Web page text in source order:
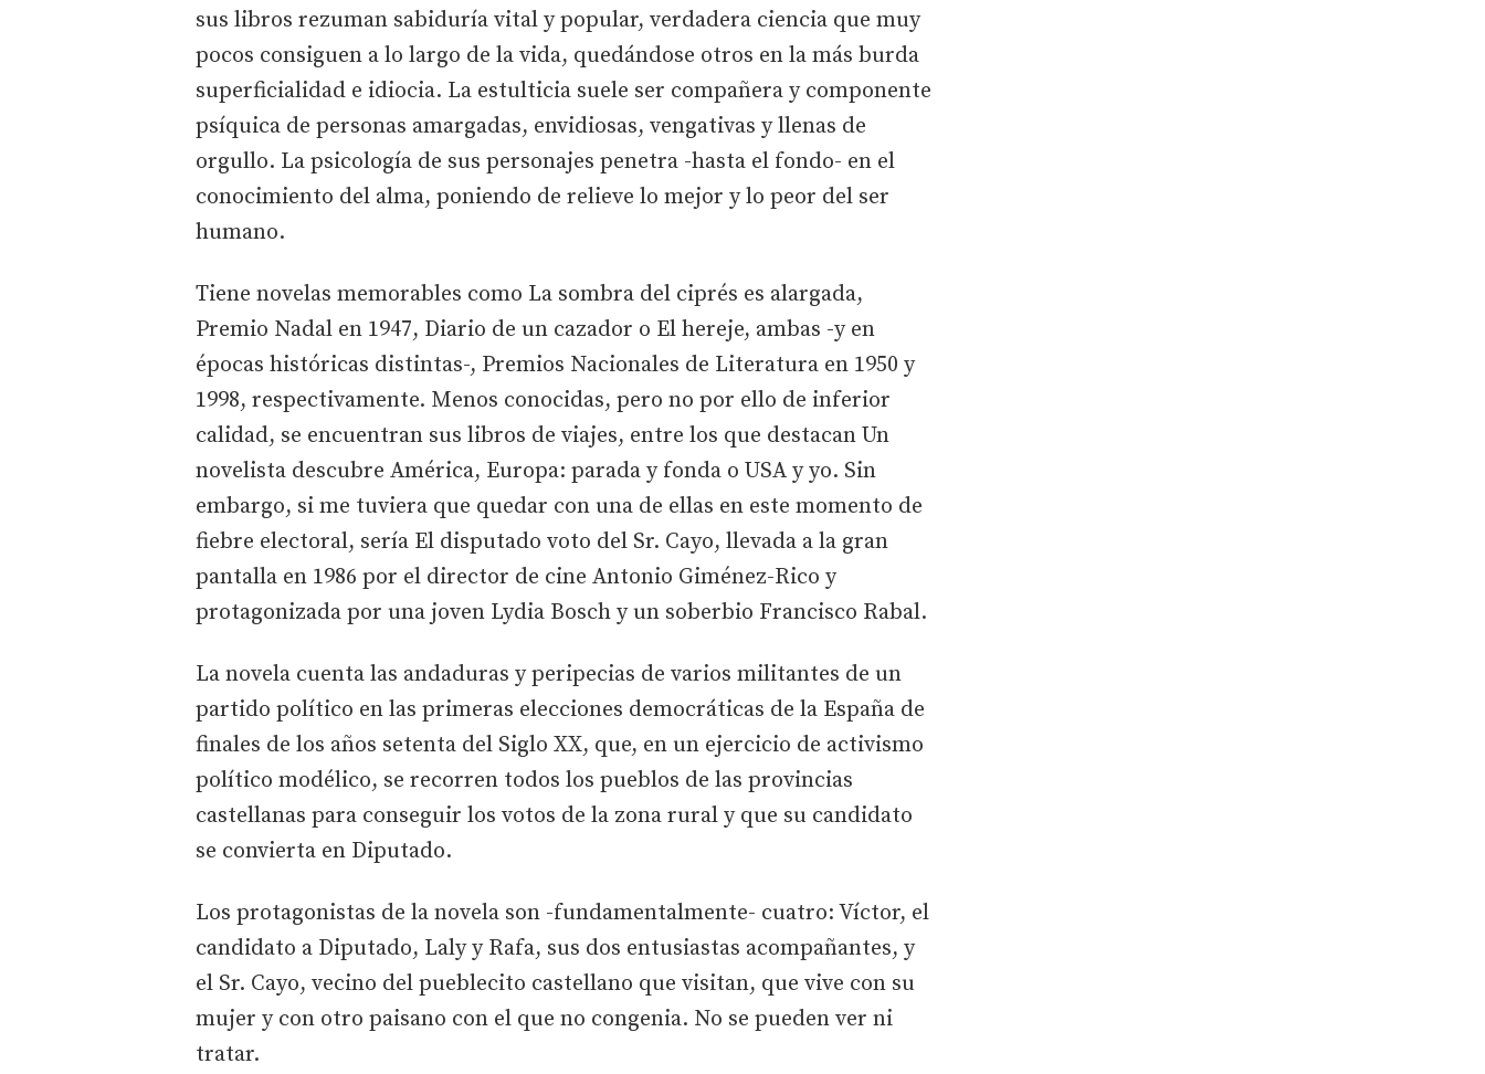
sus libros rezuman sabiduría vital y popular, verdadera ciencia que muy
pocos consiguen a lo largo de la vida, quedándose otros en la más burda
superficialidad e idiocia. La estulticia suele ser compañera y componente
psíquica de personas amargadas, envidiosas, vengativas y llenas de
orgullo. La psicología de sus personajes penetra -hasta el fondo- en el
conocimiento del alma, poniendo de relieve lo mejor y lo peor del ser
humano.
Tiene novelas memorables como La sombra del ciprés es alargada,
Premio Nadal en 1947, Diario de un cazador o El hereje, ambas -y en
épocas históricas distintas-, Premios Nacionales de Literatura en 1950 y
1998, respectivamente. Menos conocidas, pero no por ello de inferior
calidad, se encuentran sus libros de viajes, entre los que destacan Un
novelista descubre América, Europa: parada y fonda o USA y yo. Sin
embargo, si me tuviera que quedar con una de ellas en este momento de
fiebre electoral, sería El disputado voto del Sr. Cayo, llevada a la gran
pantalla en 1986 por el director de cine Antonio Giménez-Rico y
protagonizada por una joven Lydia Bosch y un soberbio Francisco Rabal.
La novela cuenta las andaduras y peripecias de varios militantes de un
partido político en las primeras elecciones democráticas de la España de
finales de los años setenta del Siglo XX, que, en un ejercicio de activismo
político modélico, se recorren todos los pueblos de las provincias
castellanas para conseguir los votos de la zona rural y que su candidato
se convierta en Diputado.
Los protagonistas de la novela son -fundamentalmente- cuatro: Víctor, el
candidato a Diputado, Laly y Rafa, sus dos entusiastas acompañantes, y
el Sr. Cayo, vecino del pueblecito castellano que visitan, que vive con su
mujer y con otro paisano con el que no congenia. No se pueden ver ni
tratar.